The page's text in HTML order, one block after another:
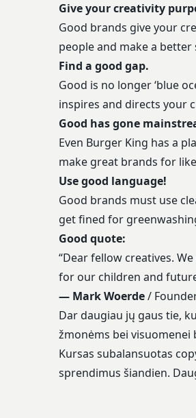
Give your creativity
Good brands give your
people and make a better
Find a good gap.
Good is no longer ‘blue
inspires and directs your
Good has gone
Even Burger King has a
make great brands for
Use good language!
Good brands must use
get fined for
Good quote:
“Dear fellow creatives.
for our children and
— Mark Woerde/
Dar daugiau jų gaus tie,
žmonėms bei visuomenei
Kursas subalansuotas
sprendimus šiandien.